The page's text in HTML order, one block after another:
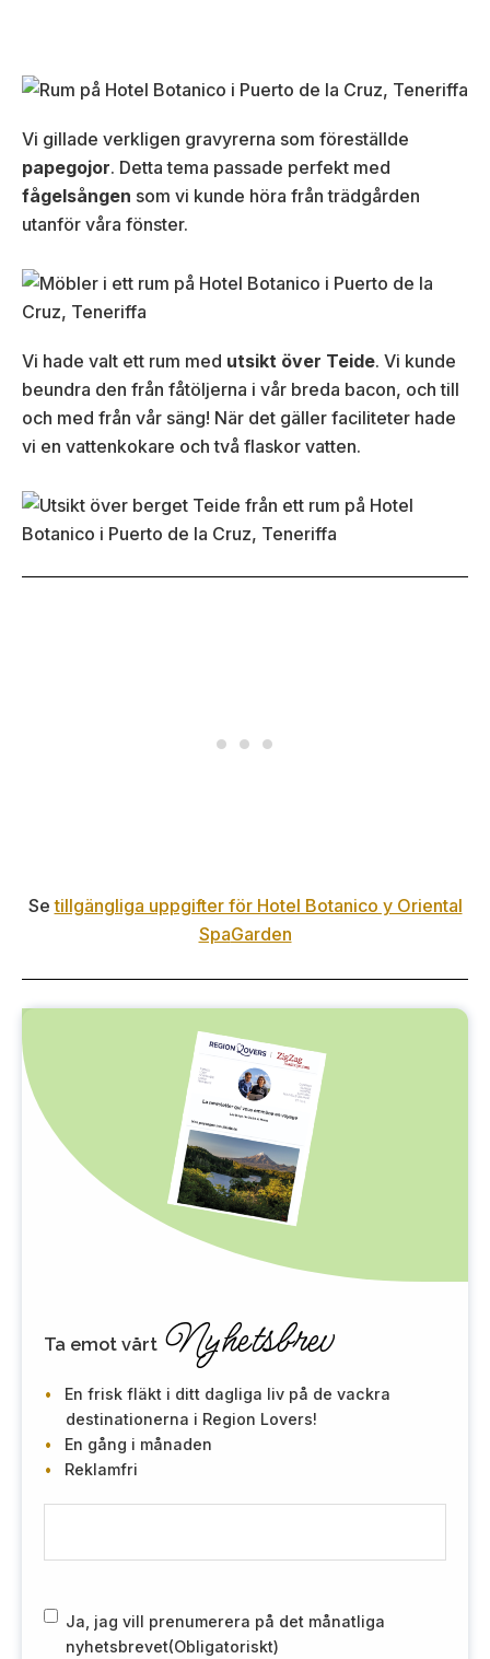
Vi gillade verkligen gravyrerna som föreställde
papegojor. Detta tema passade perfekt med
fågelsången som vi kunde höra från trädgården
utanför våra fönster.
Vi hade valt ett rum med utsikt över Teide. Vi kunde
beundra den från fåtöljerna i vår breda bacon, och till
och med från vår säng! När det gäller faciliteter hade
vi en vattenkokare och två flaskor vatten.
Setillgängliga uppgifter för Hotel Botanico y Oriental
SpaGarden
Ta emot vårt Nyhetsbrev
En frisk fläkt i ditt dagliga liv på de vackra
destinationerna i Region Lovers!
En gång i månaden
Reklamfri
m
iR
Ja, jag vill prenumerera på det månatliga
nyhetsbrevet(Obligatoriskt)